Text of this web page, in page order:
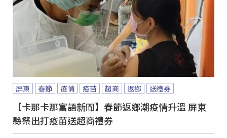
屏東 春節 疫情 疫苗 超商 返鄉 送禮券
【卡那卡那富語新聞】春節返鄉潮疫情升溫 屏東
縣祭出打疫苗送超商禮券